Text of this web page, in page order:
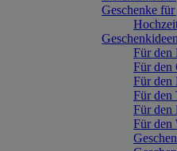
Geschenke
Geschenkideen
Für den
Für den
Für den
Für den
Für den
Für den